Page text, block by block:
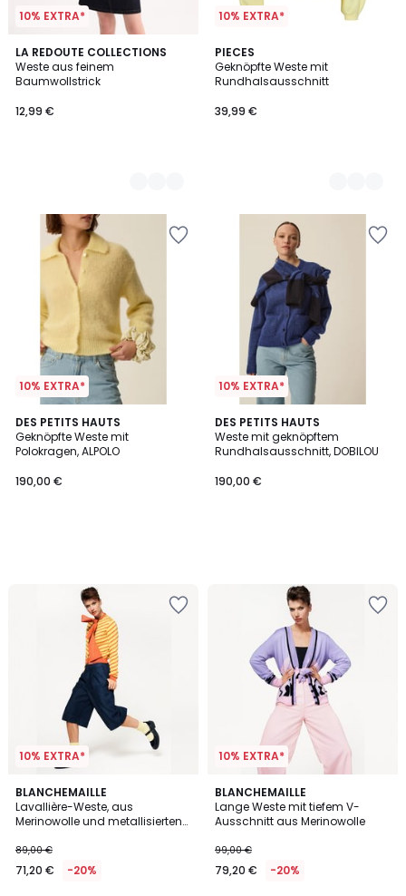
10% EXTRA*
LA REDOUTE COLLECTIONS
Weste aus feinem
Baumwollstrick
12,99 €
2
Farben
10% EXTRA*
PIECES
Geknöpfte Weste mit
Rundhalsausschnitt
39,99 €
2
Farben
10% EXTRA*
DES PETITS HAUTS
Geknöpfte Weste mit
Polokragen, ALPOLO
190,00 €
10% EXTRA*
DES PETITS HAUTS
Weste mit geknöpftem
Rundhalsausschnitt, DOBILOU
190,00 €
10% EXTRA*
BLANCHEMAILLE
Lavallière-Weste, aus
Merinowolle und metallisierten
89,00 €
71,20 € -20%
10% EXTRA*
BLANCHEMAILLE
Lange Weste mit tiefem V-
Ausschnitt aus Merinowolle
99,00 €
79,20 € -20%